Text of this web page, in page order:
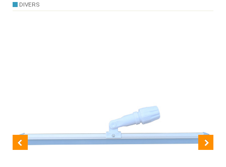
DIVERS